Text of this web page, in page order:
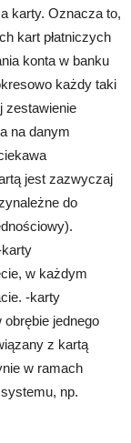
karty. Oznacza to,
kart płatniczych
konta w banku
każdy taki
zestawienie
na danym
jest zazwyczaj
do
karty
w każdym
-karty
jednego
z kartą
w ramach
np.